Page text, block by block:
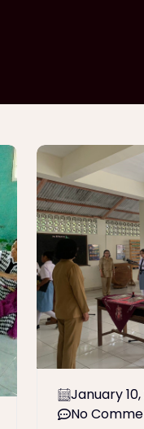
January
No